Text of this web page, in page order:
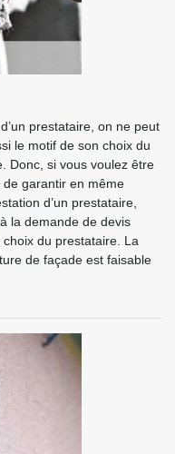
prestataire, on ne peut
le motif de son choix du
Donc, si vous voulez être
garantir en même
d’un prestataire,
la demande de devis
du prestataire. La
de façade est faisable